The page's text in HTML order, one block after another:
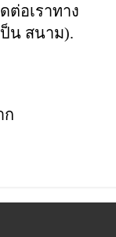
ต่อเราทาง
น สนาม).
ก